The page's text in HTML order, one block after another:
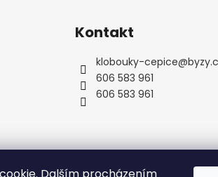
Kontakt
klobouky-cepice@
606 583 961
606 583 961